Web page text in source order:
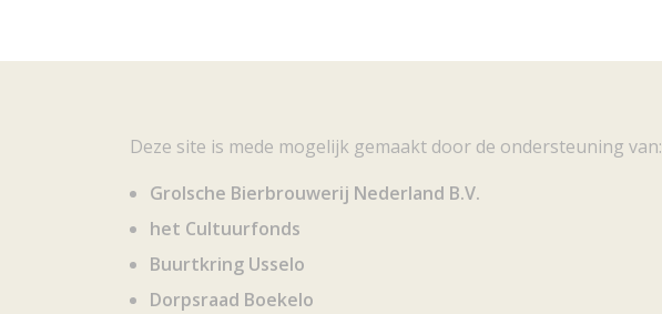
Deze site is mede mogelijk gemaakt door de ondersteuning van:
Grolsche Bierbrouwerij Nederland B.V.
het Cultuurfonds
Buurtkring Usselo
Dorpsraad Boekelo